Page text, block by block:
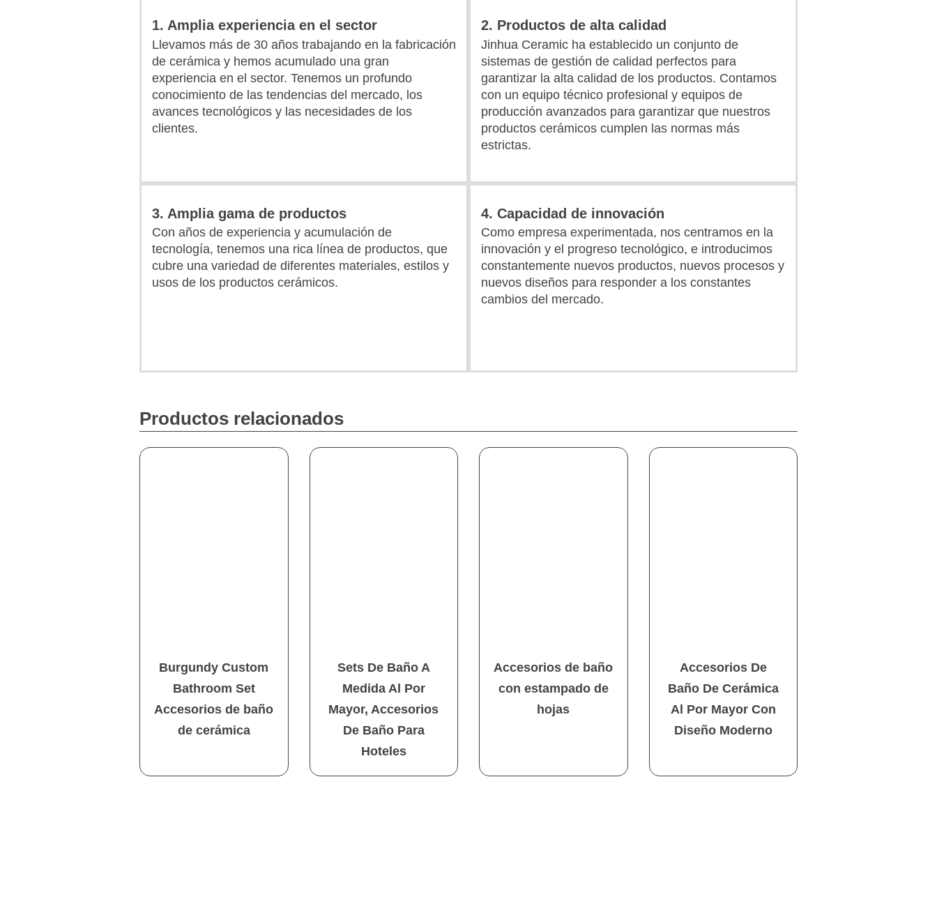
1. Amplia experiencia en el sector
Llevamos más de 30 años trabajando en la fabricación
de cerámica y hemos acumulado una gran
experiencia en el sector. Tenemos un profundo
conocimiento de las tendencias del mercado, los
avances tecnológicos y las necesidades de los
clientes.
2. Productos de alta calidad
Jinhua Ceramic ha establecido un conjunto de
sistemas de gestión de calidad perfectos para
garantizar la alta calidad de los productos. Contamos
con un equipo técnico profesional y equipos de
producción avanzados para garantizar que nuestros
productos cerámicos cumplen las normas más
estrictas.
3. Amplia gama de productos
Con años de experiencia y acumulación de
tecnología, tenemos una rica línea de productos, que
cubre una variedad de diferentes materiales, estilos y
usos de los productos cerámicos.
4. Capacidad de innovación
Como empresa experimentada, nos centramos en la
innovación y el progreso tecnológico, e introducimos
constantemente nuevos productos, nuevos procesos y
nuevos diseños para responder a los constantes
cambios del mercado.
Productos relacionados
Burgundy Custom
Bathroom Set
Accesorios de baño
de cerámica
Sets De Baño A
Medida Al Por
Mayor, Accesorios
De Baño Para
Hoteles
Accesorios de baño
con estampado de
hojas
Accesorios De
Baño De Cerámica
Al Por Mayor Con
Diseño Moderno